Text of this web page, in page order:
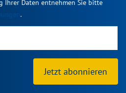
Ihrer Daten entnehmen Sie bitte
.
Jetzt abonnieren